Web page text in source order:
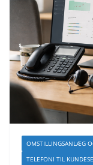
OMSTILLINGSANLÆG
TELEFONI TIL